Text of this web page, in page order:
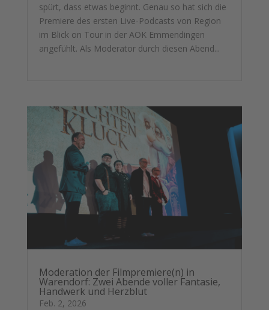
spürt, dass etwas beginnt. Genau so hat sich die
Premiere des ersten Live-Podcasts von Region
im Blick on Tour in der AOK Emmendingen
angefühlt. Als Moderator durch diesen Abend...
Moderation der Filmpremiere(n) in
Warendorf: Zwei Abende voller Fantasie,
Handwerk und Herzblut
Feb. 2, 2026